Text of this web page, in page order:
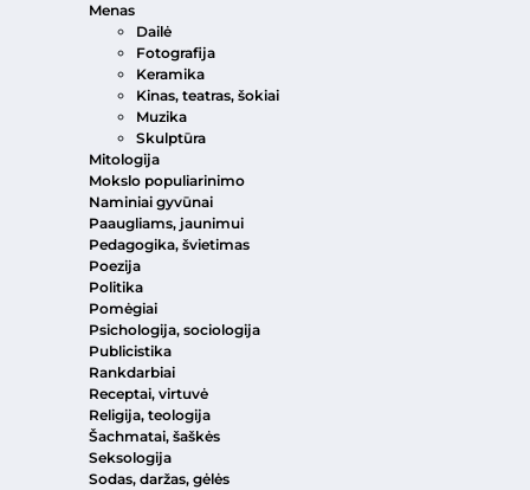
Menas
Dailė
Fotografija
Keramika
Kinas, teatras, šokiai
Muzika
Skulptūra
Mitologija
Mokslo populiarinimo
Naminiai gyvūnai
Paaugliams, jaunimui
Pedagogika, švietimas
Poezija
Politika
Pomėgiai
Psichologija, sociologija
Publicistika
Rankdarbiai
Receptai, virtuvė
Religija, teologija
Šachmatai, šaškės
Seksologija
Sodas, daržas, gėlės